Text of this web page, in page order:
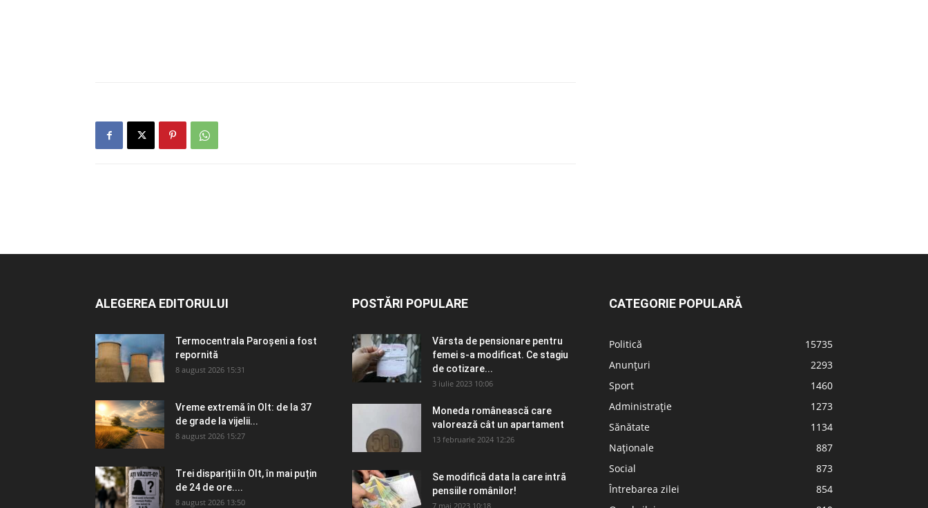
ALEGEREA EDITORULUI
Termocentrala Paroșeni a fost
repornită
8 august 2026 15:31
Vreme extremă în Olt: de la 37
de grade la vijelii...
8 august 2026 15:27
Trei dispariții în Olt, în mai puțin
de 24 de ore....
8 august 2026 13:50
POSTĂRI POPULARE
Vârsta de pensionare pentru
femei s-a modificat. Ce stagiu
de cotizare...
3 iulie 2023 10:06
Moneda românească care
valorează cât un apartament
13 februarie 2024 12:26
Se modifică data la care intră
pensiile românilor!
7 mai 2023 10:18
CATEGORIE POPULARĂ
Politică
15735
Anunțuri
2293
Sport
1460
Administrație
1273
Sănătate
1134
Naționale
887
Social
873
Întrebarea zilei
854